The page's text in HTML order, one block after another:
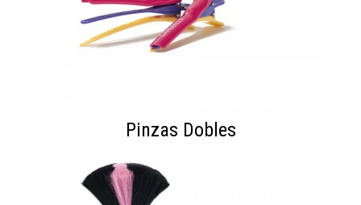
Pinzas Dobles